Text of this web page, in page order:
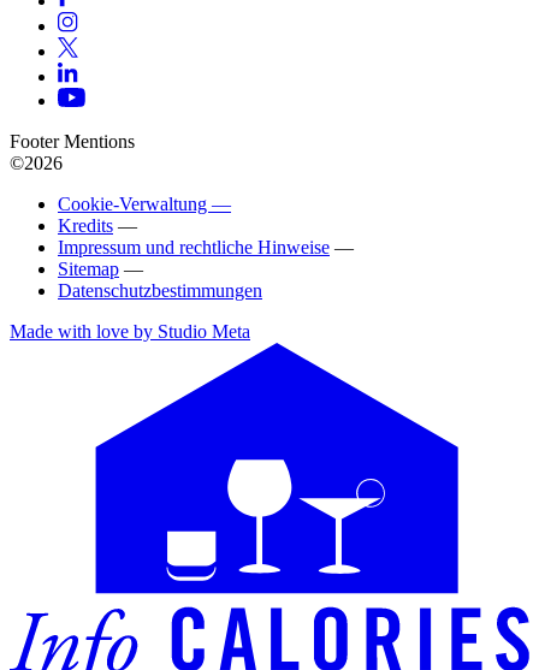
Footer Mentions
©2026
Cookie-Verwaltung —
Kredits —
Impressum und rechtliche Hinweise —
Sitemap —
Datenschutzbestimmungen
Made with love by Studio Meta